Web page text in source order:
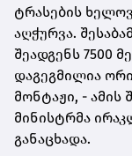
ტრასების
აღჭურვა.
შეადგენს 7500
დაგეგმილია
მონტაჟი, - ამის
მინისტრმა
განაცხადა.